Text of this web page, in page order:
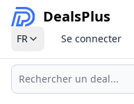
DealsPlus
FR Se connecter
Recherche